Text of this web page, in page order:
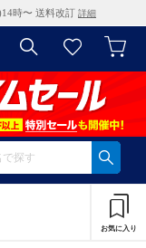
時〜 送料改訂 詳細
お気に入り